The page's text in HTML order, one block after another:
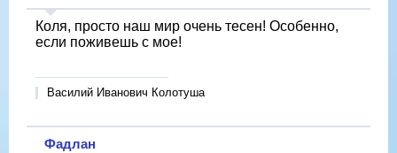
Коля, просто наш мир очень тесен! Особенно,
если поживешь с мое!
Василий Иванович Колотуша
Фадлан